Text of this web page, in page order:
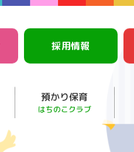
採用情報
預かり保育
はちのこクラブ